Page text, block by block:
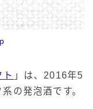
」は、2016年5
の発泡酒です。